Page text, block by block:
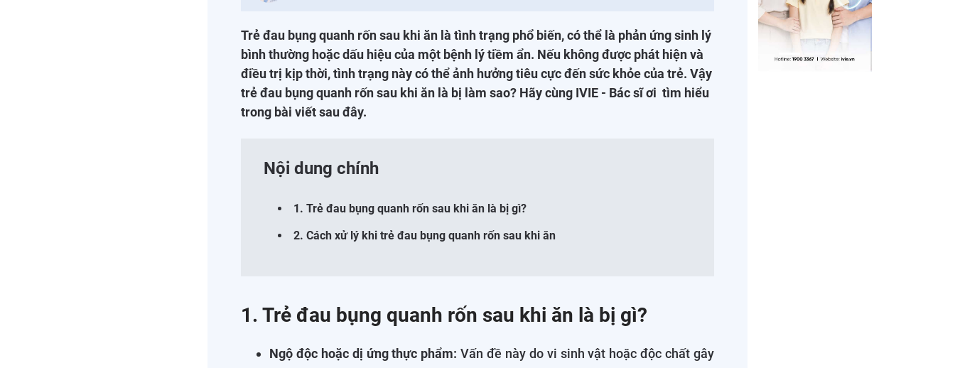
Trẻ đau bụng quanh rốn sau khi ăn là tình trạng phổ biến, có thể là phản ứng sinh lý
bình thường hoặc dấu hiệu của một bệnh lý tiềm ẩn. Nếu không được phát hiện và
điều trị kịp thời, tình trạng này có thể ảnh hưởng tiêu cực đến sức khỏe của trẻ. Vậy
trẻ đau bụng quanh rốn sau khi ăn là bị làm sao? Hãy cùng IVIE - Bác sĩ ơi tìm hiểu
trong bài viết sau đây.
Nội dung chính
1. Trẻ đau bụng quanh rốn sau khi ăn là bị gì?
2. Cách xử lý khi trẻ đau bụng quanh rốn sau khi ăn
1. Trẻ đau bụng quanh rốn sau khi ăn là bị gì?
Ngộ độc hoặc dị ứng thực phẩm: Vấn đề này do vi sinh vật hoặc độc chất gây